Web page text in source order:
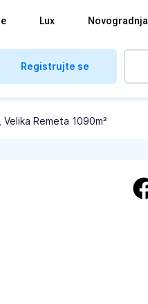
Lux Novogradnja
Registrujte se
Velika Remeta 1090m²